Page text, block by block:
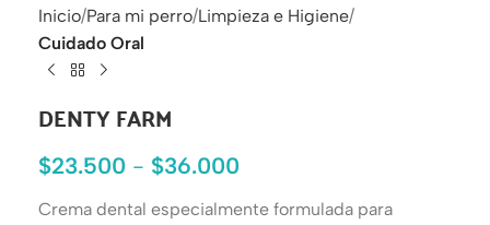
Inicio Para mi perro Limpieza e Higiene
Cuidado Oral
DENTY FARM
$23.500 - $36.000
Crema dental especialmente formulada para